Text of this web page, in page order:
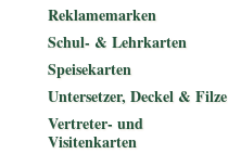
Reklamemarken
Schul- & Lehrkarten
Speisekarten
Untersetzer, Deckel & Filze
Vertreter- und
Visitenkarten